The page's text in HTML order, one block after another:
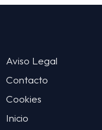
Aviso Legal
Contacto
Cookies
Inicio